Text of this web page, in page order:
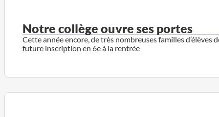
Notre collège ouvre ses portes
Cette année encore, de très nombreuses familles
future inscription en 6e à la rentrée